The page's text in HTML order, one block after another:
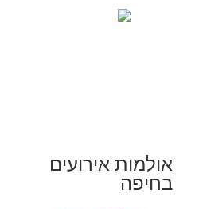
אולמות אירועים
בחיפה